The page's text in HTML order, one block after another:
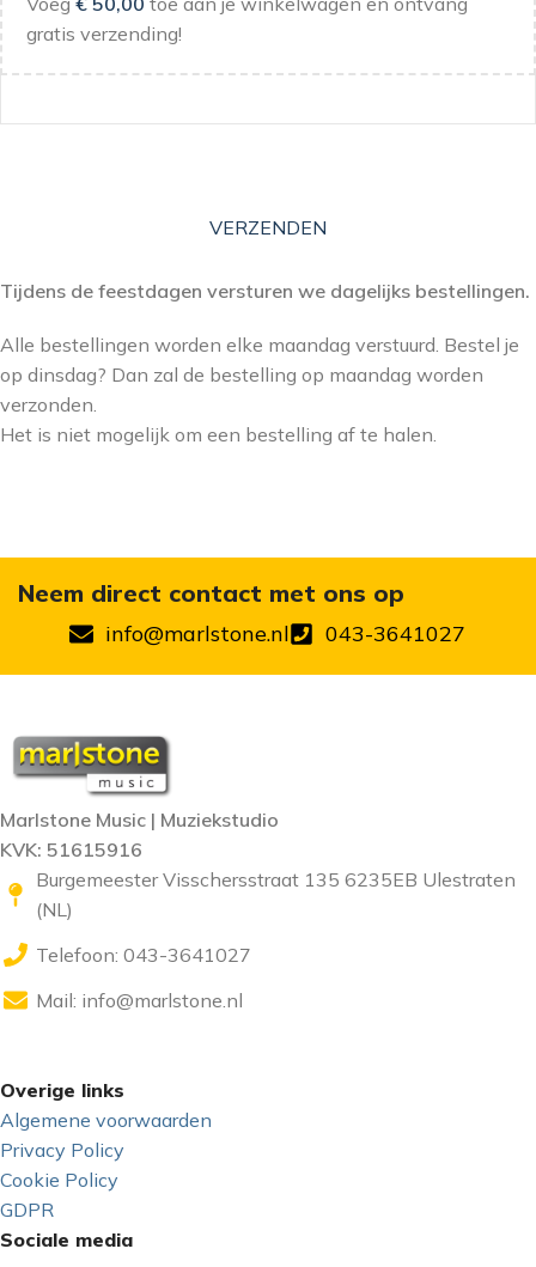
gratis verzending!
VERZENDEN
Tijdens de feestdagen versturen we dagelijks bestellingen.
Alle bestellingen worden elke maandag verstuurd. Bestel je
op dinsdag? Dan zal de bestelling op maandag worden
verzonden.
Het is niet mogelijk om een bestelling af te halen.
Neem direct contact met ons op
info@marlstone.nl 043-3641027
Marlstone Music | Muziekstudio
KVK: 51615916
Burgemeester Visschersstraat 135 6235EB Ulestraten
(NL)
Telefoon: 043-3641027
Mail: info@marlstone.nl
Overige links
Algemene voorwaarden
Privacy Policy
Cookie Policy
GDPR
Sociale media